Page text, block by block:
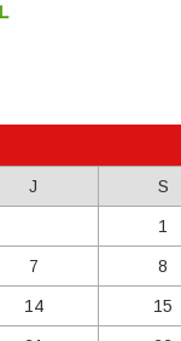
J S
1
7 8
14 15